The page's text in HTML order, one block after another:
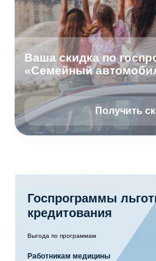
Ваша скидка по
«Семейный
Получить
Госпрограммы
кредитования
Выгода по программам
Работникам медицины